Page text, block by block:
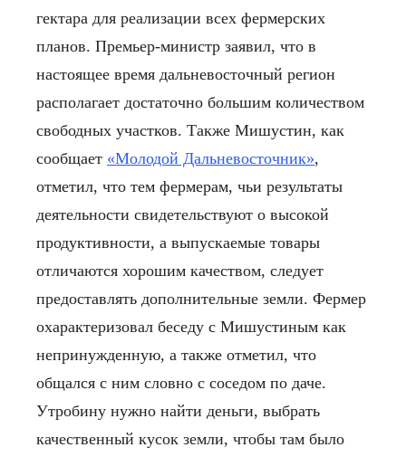
гектара для реализации всех фермерских
планов. Премьер-министр заявил, что в
настоящее время дальневосточный регион
располагает достаточно большим количеством
свободных участков. Также Мишустин, как
сообщает «Молодой Дальневосточник»,
отметил, что тем фермерам, чьи результаты
деятельности свидетельствуют о высокой
продуктивности, а выпускаемые товары
отличаются хорошим качеством, следует
предоставлять дополнительные земли. Фермер
охарактеризовал беседу с Мишустиным как
непринужденную, а также отметил, что
общался с ним словно с соседом по даче.
Утробину нужно найти деньги, выбрать
качественный кусок земли, чтобы там было